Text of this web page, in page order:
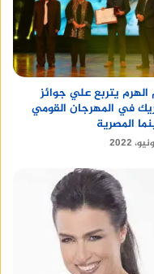
الهرم يتربع علي جوائز
في المهرجان القومي
المصرية